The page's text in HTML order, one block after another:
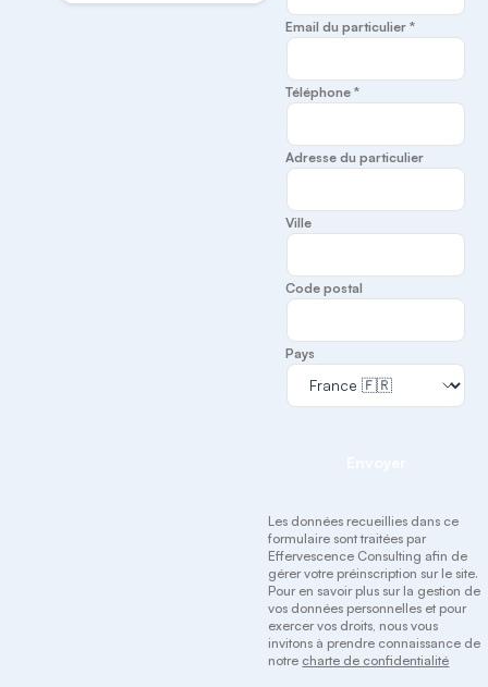
Email du particulier *
Téléphone *
Adresse du particulier
Ville
Code postal
Pays
Les données recueillies dans ce
formulaire sont traitées par
Effervescence Consulting afin de
gérer votre préinscription sur le site.
Pour en savoir plus sur la gestion de
vos données personnelles et pour
exercer vos droits, nous vous
invitons à prendre connaissance de
notre charte de confidentialité